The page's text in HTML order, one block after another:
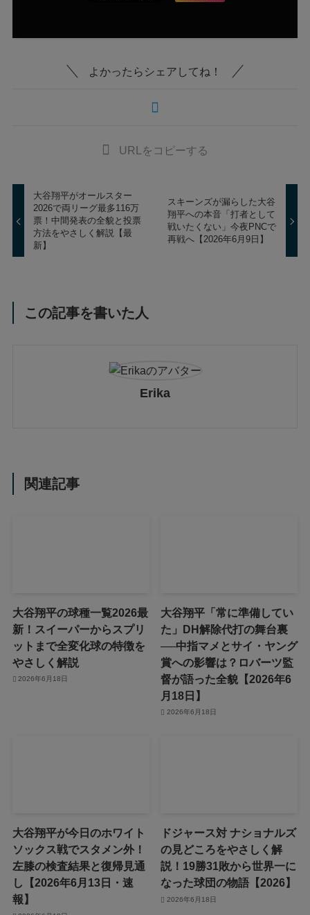
よかったらシェアしてね！
URLをコピーする
大谷翔平がオールスター
2026で両リーグ最多116万
票！中間発表の全貌と投票
方法をやさしく解説【最
新】
スキーンズが漏らした大谷
翔平への本音「打者として
戦いたくない」今夜PNCで
再戦へ【2026年6月9日】
この記事を書いた人
Erika
関連記事
大谷翔平の球種一覧2026最
新！スイーパーからスプリ
ットまで全変化球の特徴を
やさしく解説
2026年6月18日
大谷翔平「常に準備してい
た」DH解除代打の舞台裏
──中指マメとサイ・ヤング
賞への影響は？ロバーツ監
督が語った全貌【2026年6
月18日】
2026年6月18日
大谷翔平が今日のホワイト
ソックス戦でスタメン外！
左膝の検査結果と復帰見通
し【2026年6月13日・速
報】
ドジャース対 ナショナルズ
の見どころをやさしく解
説！19勝31敗から世界一に
なった球団の物語【2026】
2026年6月18日